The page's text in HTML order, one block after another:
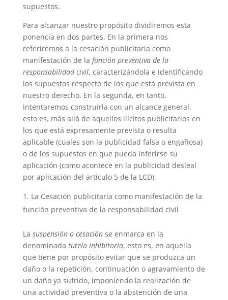
supuestos.
Para alcanzar nuestro propósito dividiremos esta
ponencia en dos partes. En la primera nos
referiremos a la cesación publicitaria como
manifestación de la función preventiva de la
responsabilidad civil, caracterizándola e identificando
los supuestos respecto de los que está prevista en
nuestro derecho. En la segunda, en tanto,
intentaremos construirla con un alcance general,
esto es, más allá de aquellos ilícitos publicitarios en
los que está expresamente prevista o resulta
aplicable (cuales son la publicidad falsa o engañosa)
o de los supuestos en que pueda inferirse su
aplicación (como acontece en la publicidad desleal
por aplicación del artículo 5 de la LCD).
La Cesación publicitaria como manifestación de la
función preventiva de la responsabilidad civil
La suspensión o cesaciónse enmarca en la
denominada tutela inhibitoria, esto es, en aquella
que tiene por propósito evitar que se produzca un
daño o la repetición, continuación o agravamiento de
un daño ya sufrido, imponiendo la realización de
una actividad preventiva o la abstención de una